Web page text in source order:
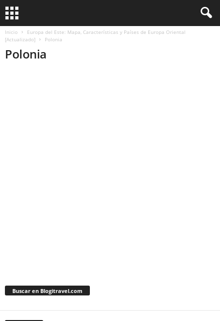
Inicio
Europa del Este: Mapa, Características y Países de Europa Oriental
[Actualizado]
Polonia
Polonia
Buscar en Blogitravel.com